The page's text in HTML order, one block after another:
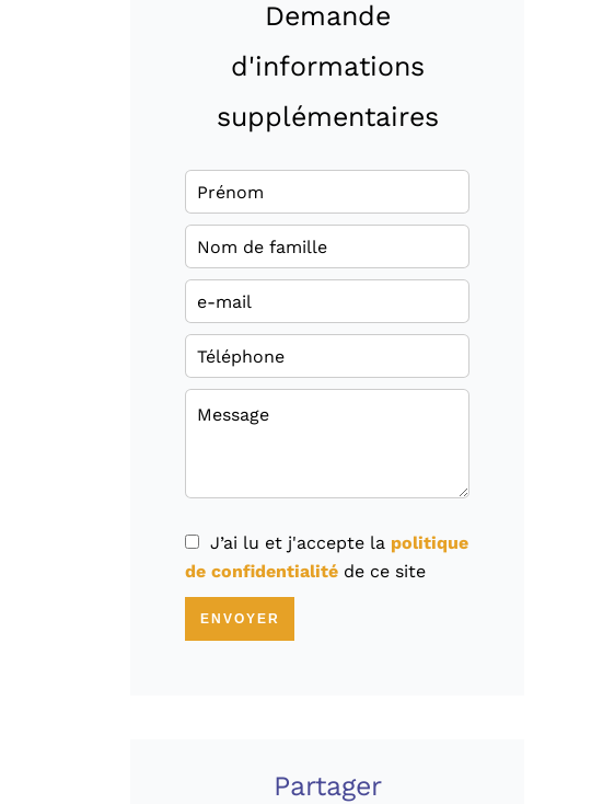
Demande
d'informations
supplémentaires
J’ai lu et j'accepte la politique
de confidentialité de ce site
ENVOYER
Partager